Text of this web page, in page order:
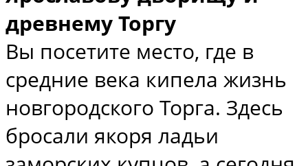
древнему Торгу
Вы посетите место, где в
средние века кипела жизнь
новгородского Торга. Здесь
бросали якоря ладьи